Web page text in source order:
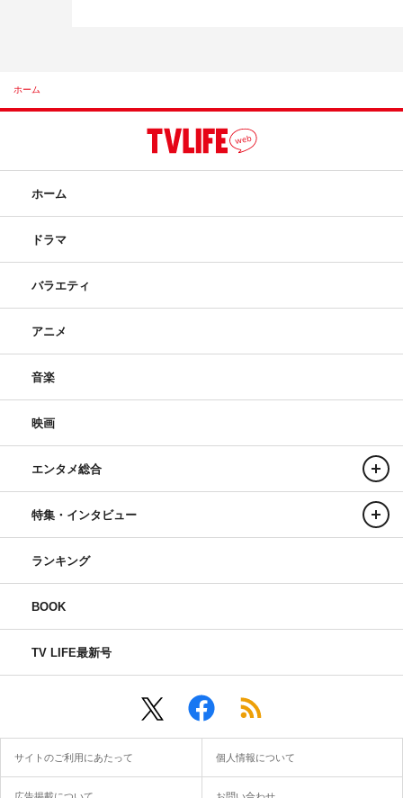
ホーム
ホーム
ドラマ
バラエティ
アニメ
音楽
映画
エンタメ総合
特集・インタビュー
ランキング
BOOK
TV LIFE最新号
サイトのご利用にあたって 個人情報について